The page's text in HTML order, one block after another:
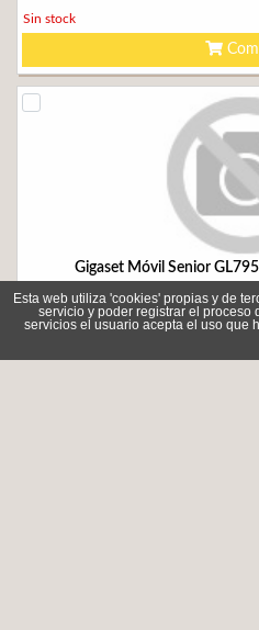
Sin stock
Gigaset Móvil Senior
Marca:
Esta web utiliza 'cookies' propias y de
servicio y poder registrar el proceso
servicios el usuario acepta el uso que